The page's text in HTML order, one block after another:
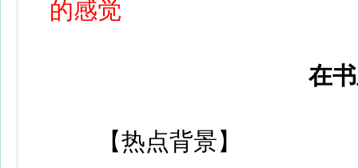
的感觉
在
【热点背景】